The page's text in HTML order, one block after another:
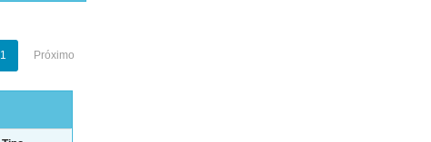
1 Próximo